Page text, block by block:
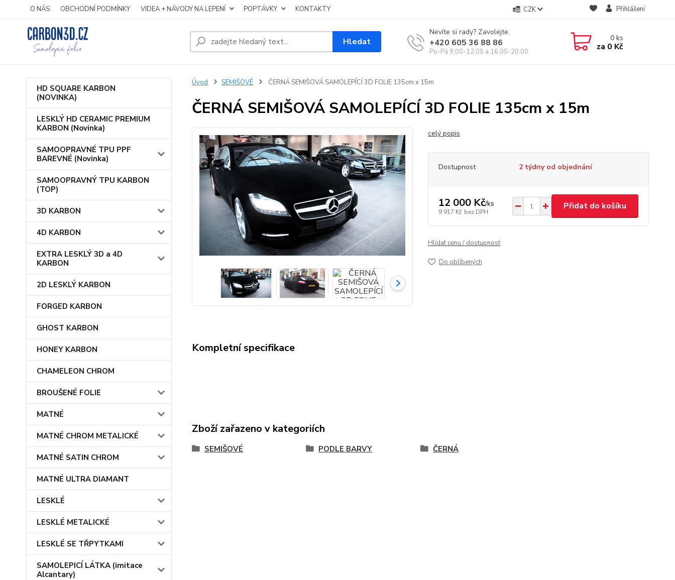
O NÁS OBCHODNÍ PODMÍNKY VIDEA + NÁVODY NA LEPENÍ POPTÁVKY KONTAKTY CZK Přihlášení
Hledat
Nevíte si rady? Zavolejte.
+420 605 36 88 86
Po-Pá 9.00-12.00 a 16.00-20.00
0ks
za 0 Kč
HD SQUARE KARBON
(NOVINKA)
LESKLÝ HD CERAMIC PREMIUM
KARBON (Novinka)
SAMOOPRAVNÉ TPU PPF
BAREVNÉ (Novinka)
SAMOOPRAVNÝ TPU KARBON
(TOP)
3D KARBON
4D KARBON
EXTRA LESKLÝ 3D a 4D
KARBON
2D LESKLÝ KARBON
FORGED KARBON
GHOST KARBON
HONEY KARBON
CHAMELEON CHROM
BROUŠENÉ FOLIE
MATNÉ
MATNÉ CHROM METALICKÉ
MATNÉ SATIN CHROM
MATNÉ ULTRA DIAMANT
LESKLÉ
LESKLÉ METALICKÉ
LESKLÉ SE TŘPYTKAMI
SAMOLEPICÍ LÁTKA (imitace
Alcantary)
Úvod SEMIŠOVÉ ČERNÁ SEMIŠOVÁ SAMOLEPÍCÍ 3D FOLIE 135cm x 15m
ČERNÁ SEMIŠOVÁ SAMOLEPÍCÍ 3D FOLIE 135cm x 15m
celý popis
Dostupnost 2 týdny od objednání
12 000 Kč/ks
9 917 Kč bez DPH
Přidat do košíku
Hlídat cenu / dostupnost
Do oblíbených
Kompletní specifikace
Zboží zařazeno v kategoriích
SEMIŠOVÉ PODLE BARVY ČERNÁ